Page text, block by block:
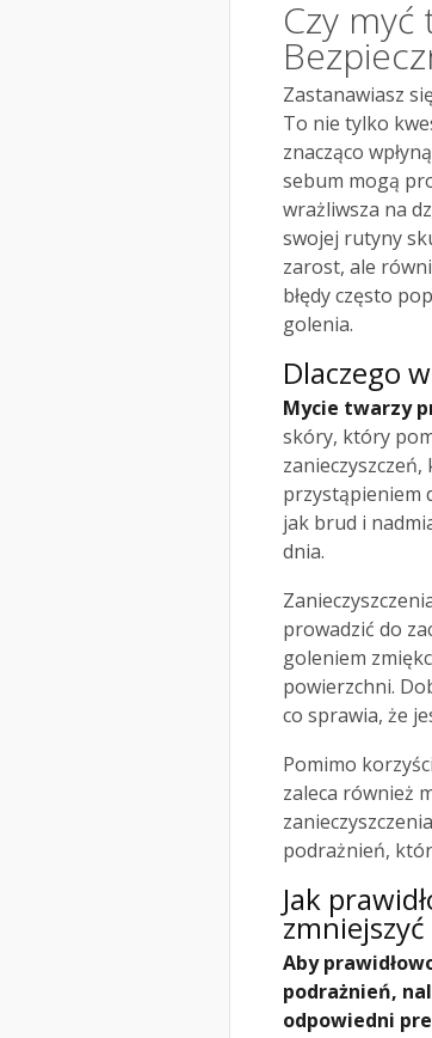
Czy
Zastanawiasz
To nie tylko
znacząco
sebum mogą
wrażliwsza na
swojej rutyny
zarost, ale
błędy często
golenia.
Dlaczego
Mycie twarzy
skóry, który
przystąpieniem
jak brud i
dnia.
prowadzić do
goleniem
powierzchni.
co sprawia, że
Pomimo
zaleca również
podrażnień,
Jak
Aby
podrażnień,
odpowiedni